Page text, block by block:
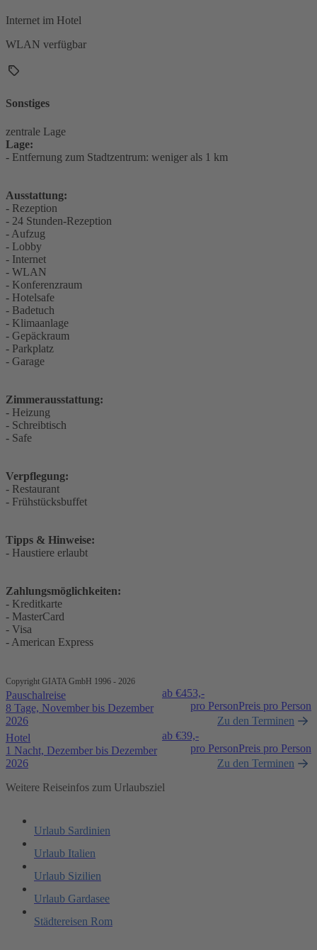
Internet im Hotel
WLAN verfügbar
Sonstiges
zentrale Lage
Lage:
- Entfernung zum Stadtzentrum: weniger als 1 km
Ausstattung:
- Rezeption
- 24 Stunden-Rezeption
- Aufzug
- Lobby
- Internet
- WLAN
- Konferenzraum
- Hotelsafe
- Badetuch
- Klimaanlage
- Gepäckraum
- Parkplatz
- Garage
Zimmerausstattung:
- Heizung
- Schreibtisch
- Safe
Verpflegung:
- Restaurant
- Frühstücksbuffet
Tipps & Hinweise:
- Haustiere erlaubt
Zahlungsmöglichkeiten:
- Kreditkarte
- MasterCard
- Visa
- American Express
Copyright GIATA GmbH 1996 - 2026
Pauschalreise
8 Tage, November bis Dezember
2026
ab €453,-
pro PersonPreis pro Person
Zu den Terminen
Hotel
1 Nacht, Dezember bis Dezember
2026
ab €39,-
pro PersonPreis pro Person
Zu den Terminen
Weitere Reiseinfos zum Urlaubsziel
Urlaub Sardinien
Urlaub Italien
Urlaub Sizilien
Urlaub Gardasee
Städtereisen Rom